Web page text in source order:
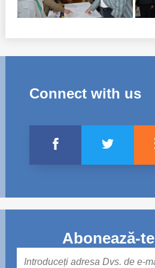
Connect with us
Abonează-